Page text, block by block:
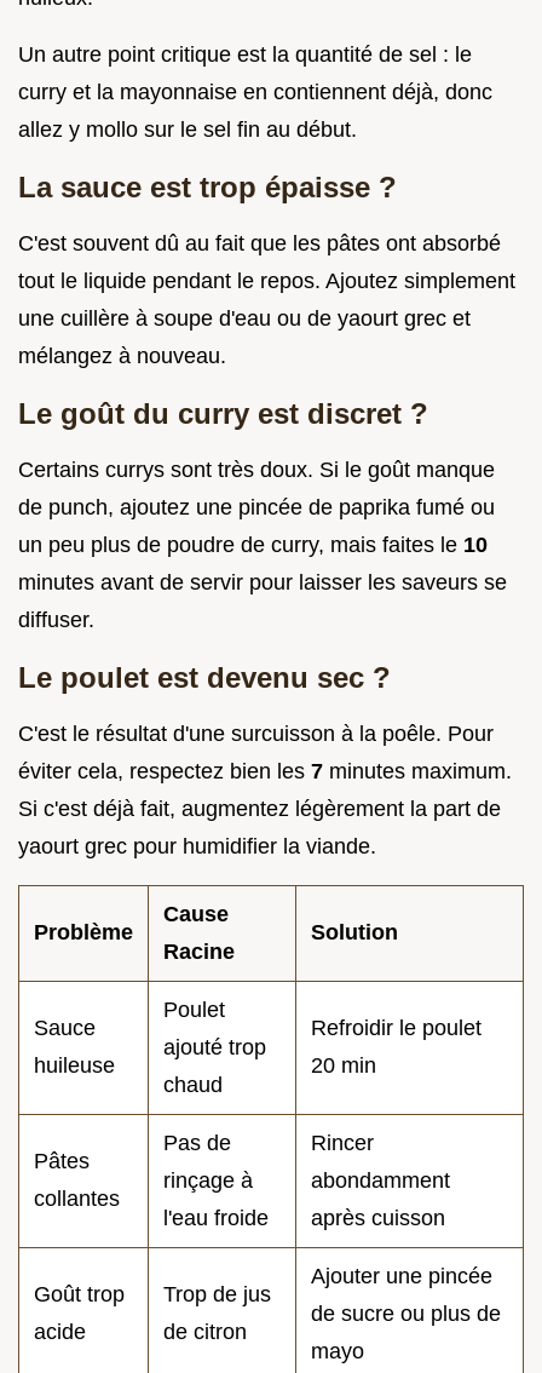
Un autre point critique est la quantité de sel : le
curry et la mayonnaise en contiennent déjà, donc
allez y mollo sur le sel fin au début.
La sauce est trop épaisse ?
C'est souvent dû au fait que les pâtes ont absorbé
tout le liquide pendant le repos. Ajoutez simplement
une cuillère à soupe d'eau ou de yaourt grec et
mélangez à nouveau.
Le goût du curry est discret ?
Certains currys sont très doux. Si le goût manque
de punch, ajoutez une pincée de paprika fumé ou
un peu plus de poudre de curry, mais faites le 10
minutes avant de servir pour laisser les saveurs se
diffuser.
Le poulet est devenu sec ?
C'est le résultat d'une surcuisson à la poêle. Pour
éviter cela, respectez bien les 7 minutes maximum.
Si c'est déjà fait, augmentez légèrement la part de
yaourt grec pour humidifier la viande.
Problème
Cause
Racine
Solution
Sauce
huileuse
Poulet
ajouté trop
chaud
Refroidir le poulet
20 min
Pâtes
collantes
Pas de
rinçage à
l'eau froide
Rincer
abondamment
après cuisson
Goût trop
acide
Trop de jus
de citron
Ajouter une pincée
de sucre ou plus de
mayo